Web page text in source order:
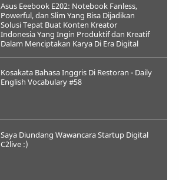
Asus Eeebook E202: Notebook Fanless,
Powerful, dan Slim Yang Bisa Dijadikan
Solusi Tepat Buat Konten Kreator
Indonesia Yang Ingin Produktif dan Kreatif
Dalam Menciptakan Karya Di Era Digital
Kosakata Bahasa Inggris Di Restoran - Daily
English Vocabulary #58
Saya Diundang Wawancara Startup Digital
C2live :)